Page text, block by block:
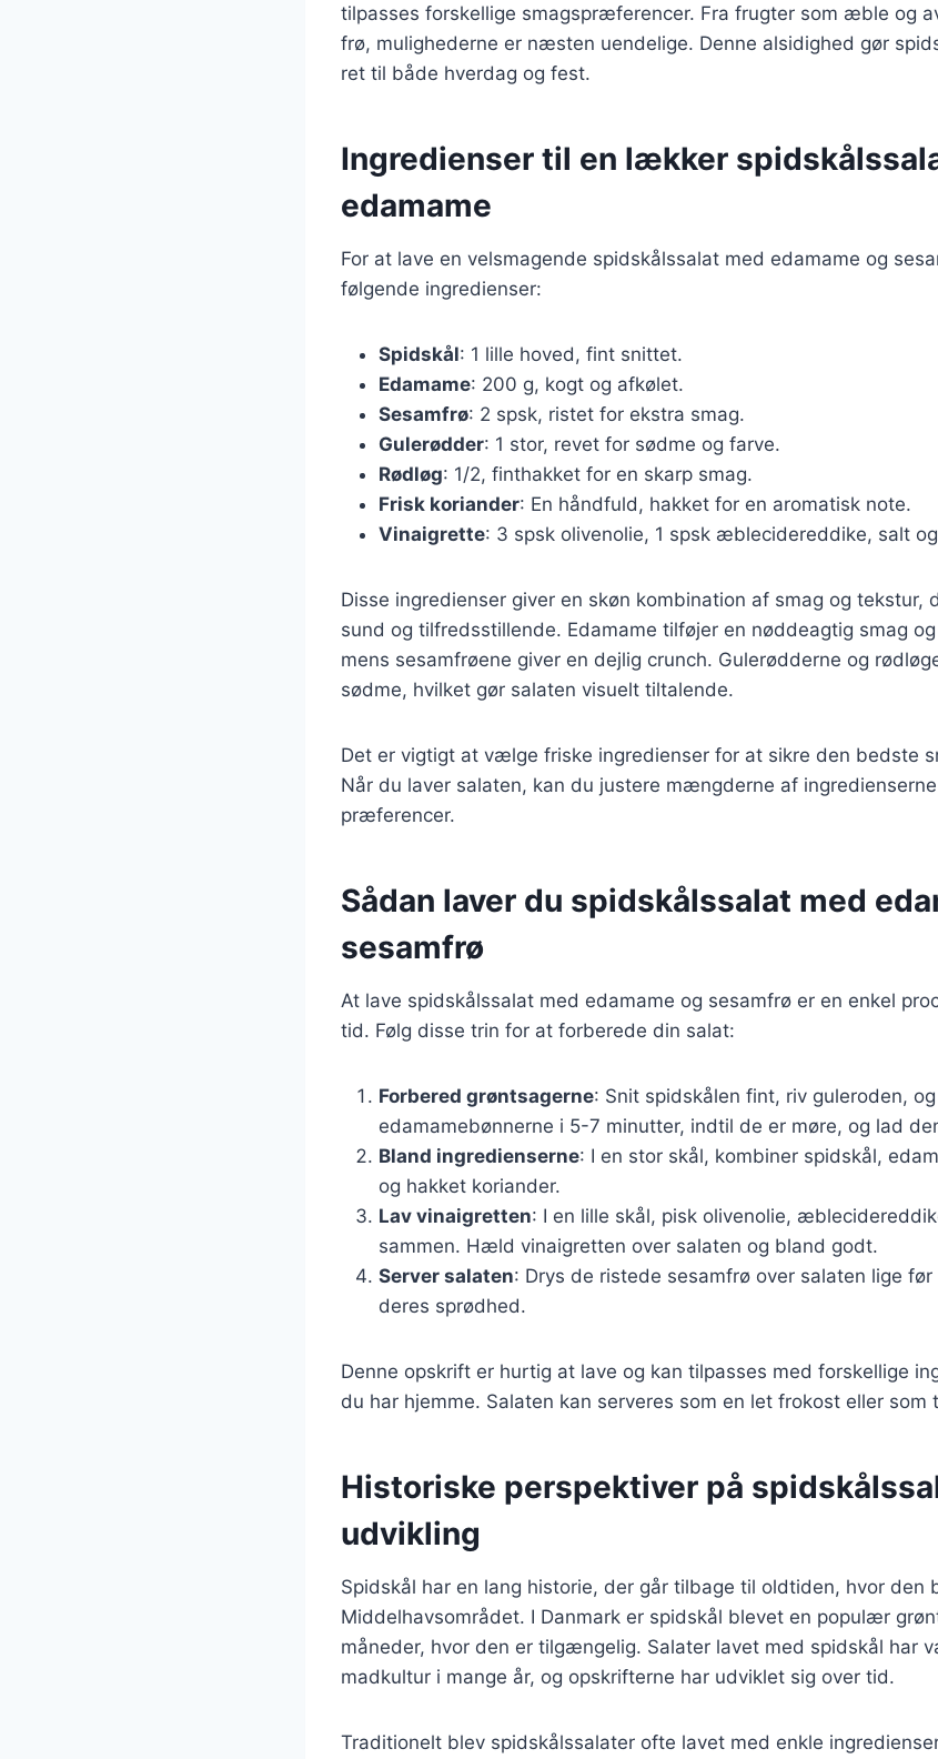
tilpasses forskellige smagspræferencer. Fra frugter som æble og
frø, mulighederne er næsten uendelige. Denne alsidighed gør
ret til både hverdag og fest.
Ingredienser til en lækker
edamame
For at lave en velsmagende spidskålssalat med edamame og
følgende ingredienser:
Spidskål: 1 lille hoved, fint snittet.
Edamame: 200 g, kogt og afkølet.
Sesamfrø: 2 spsk, ristet for ekstra smag.
Gulerødder: 1 stor, revet for sødme og farve.
Rødløg: 1/2, finthakket for en skarp smag.
Frisk koriander: En håndfuld, hakket for en aromatisk note.
Vinaigrette: 3 spsk olivenolie, 1 spsk æblecidereddike, salt
Disse ingredienser giver en skøn kombination af smag og tekstur,
sund og tilfredsstillende. Edamame tilføjer en nøddeagtig smag
mens sesamfrøene giver en dejlig crunch. Gulerødderne og
sødme, hvilket gør salaten visuelt tiltalende.
Det er vigtigt at vælge friske ingredienser for at sikre den bedste
Når du laver salaten, kan du justere mængderne af
præferencer.
Sådan laver du spidskålssalat med
sesamfrø
At lave spidskålssalat med edamame og sesamfrø er en enkel
tid. Følg disse trin for at forberede din salat:
Forbered grøntsagerne: Snit spidskålen fint, riv guleroden,
edamamebønnerne i 5-7 minutter, indtil de er møre, og lad
Bland ingredienserne: I en stor skål, kombiner spidskål,
og hakket koriander.
Lav vinaigretten: I en lille skål, pisk olivenolie,
sammen. Hæld vinaigretten over salaten og bland godt.
Server salaten: Drys de ristede sesamfrø over salaten lige
deres sprødhed.
Denne opskrift er hurtig at lave og kan tilpasses med forskellige
du har hjemme. Salaten kan serveres som en let frokost eller som
Historiske perspektiver på
udvikling
Spidskål har en lang historie, der går tilbage til oldtiden, hvor den
Middelhavsområdet. I Danmark er spidskål blevet en populær
måneder, hvor den er tilgængelig. Salater lavet med spidskål har
madkultur i mange år, og opskrifterne har udviklet sig over tid.
Traditionelt blev spidskålssalater ofte lavet med enkle